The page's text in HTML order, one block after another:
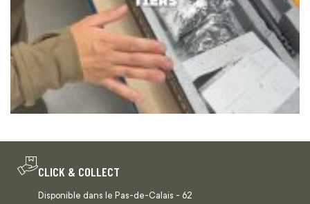
CLICK & COLLECT
Disponible dans le Pas-de-Calais - 62